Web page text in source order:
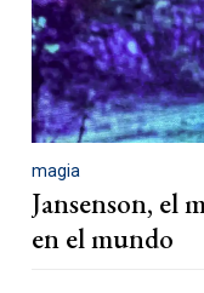
magia
Jansenson, el
en el mundo